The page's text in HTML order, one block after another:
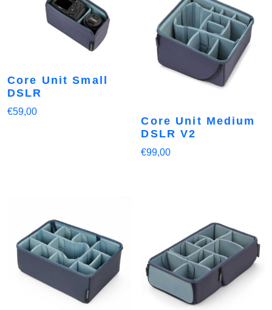
Core Unit Small
DSLR
€59,00
Core Unit Medium
DSLR V2
€99,00